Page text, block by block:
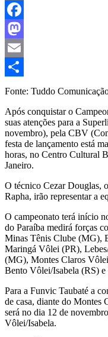
Facebook
Mastodon
Email
Share
Fonte: Tuddo
Após conquistar o
suas atenções para a
novembro), pela CBV
festa de lançamento está
horas, no Centro Cultural
Janeiro.
O técnico Cezar Douglas,
Rapha, irão representar a
O campeonato terá início
do Paraíba medirá forças
Minas Tênis Clube (MG),
Maringá Vôlei (PR),
(MG), Montes Claros
Bento Vôlei/Isabela (RS) e
Para a Funvic Taubaté a
de casa, diante do Montes
será no dia 12 de
Vôlei/Isabela.